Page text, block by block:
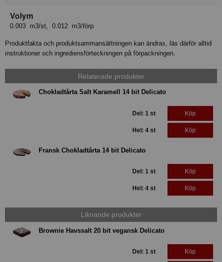
Volym
0.003 m3/st, 0.012 m3/förp
Produktfakta och produktsammansättningen kan ändras, läs därför alltid
instruktioner och ingrediensförteckningen på förpackningen.
Relaterade produkter
Chokladtårta Salt Karamell 14 bit Delicato
Del: 1 st Köp
Hel: 4 st Köp
Fransk Chokladtårta 14 bit Delicato
Del: 1 st Köp
Hel: 4 st Köp
Liknande produkter
Brownie Havssalt 20 bit vegansk Delicato
Del: 1 st Köp